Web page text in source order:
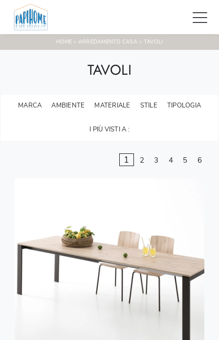
HOME > ARREDAMENTO CASA > TAVOLI
TAVOLI
MARCA AMBIENTE MATERIALE STILE TIPOLOGIA
I PIÙ VISTI A :
1 2 3 4 5 6